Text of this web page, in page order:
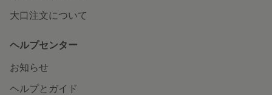
大口注文について
ヘルプセンター
お知らせ
ヘルプとガイド